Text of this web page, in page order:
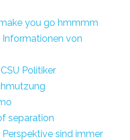
you go hmmmm
Informationen von
Politiker
separation
sind immer